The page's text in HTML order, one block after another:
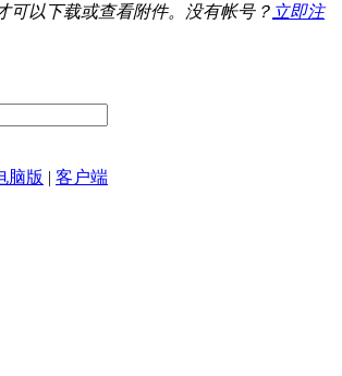
可以下载或查看附件。没有帐号？ 立即注
脑版 | 客户端